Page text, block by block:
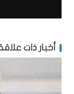
أخبار ذات